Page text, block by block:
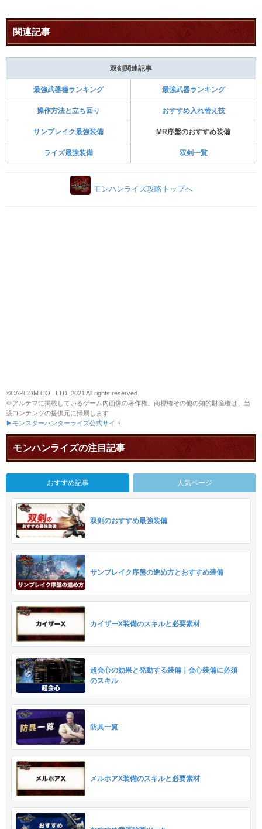
関連記事
双剣関連記事
最強武器種ランキング 最強武器ランキング
操作方法と立ち回り おすすめ入れ替え技
サンブレイク最強装備 MR序盤のおすすめ装備
ライズ最強装備 双剣一覧
モンハンライズ攻略トップへ
©CAPCOM CO., LTD. 2021 All rights reserved.
※アルテマに掲載しているゲーム内画像の著作権、商標権その他の知的財産権は、当
該コンテンツの提供元に帰属します
▶モンスターハンターライズ公式サイト
モンハンライズの注目記事
おすすめ記事 人気ページ
双剣のおすすめ最強装備
サンブレイク序盤の進め方とおすすめ装備
カイザーX装備のスキルと必要素材
超会心の効果と発動する装備｜会心装備に必須
のスキル
防具一覧
メルホアX装備のスキルと必要素材